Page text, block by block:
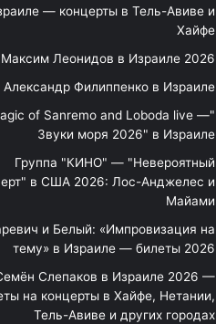
— концерты в Тель-Авиве и
Хайфе
Максим Леонидов в Израиле 2026
Александр Филиппенко в Израиле
of Sanremo and Loboda live —
Звуки моря 2026" в Израиле
Группа "КИНО" — "Невероятный
в США 2026: Лос-Анджелес и
Майами
и Белый: «Импровизация на
тему» в Израиле — билеты 2026
Слепаков в Израиле 2026 —
на концерты в Хайфе, Нетании,
Тель-Авиве и других городах